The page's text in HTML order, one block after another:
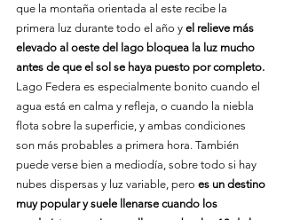
que la montaña orientada al este recibe la
primera luz durante todo el año y el relieve más
elevado al oeste del lago bloquea la luz mucho
antes de que el sol se haya puesto por completo.
Lago Federa es especialmente bonito cuando el
agua está en calma y refleja, o cuando la niebla
flota sobre la superficie, y ambas condiciones
son más probables a primera hora. También
puede verse bien a mediodía, sobre todo si hay
nubes dispersas y luz variable, pero es un destino
muy popular y suele llenarse cuando los